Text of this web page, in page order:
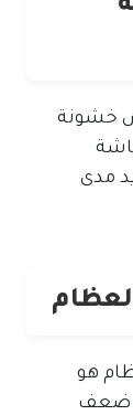
خشونة
مدى
هو
ضعف